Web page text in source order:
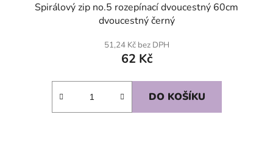
Spirálový zip no.5 rozepínací dvoucestný 60cm
dvoucestný černý
51,24 Kč bez DPH
62 Kč
DO KOŠÍKU